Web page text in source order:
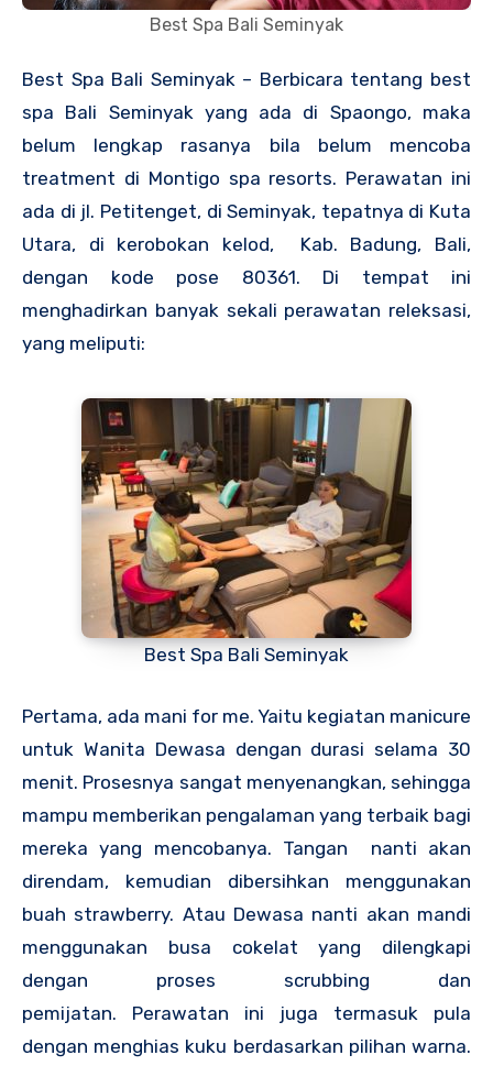
Best Spa Bali Seminyak
Best Spa Bali Seminyak – Berbicara tentang best
spa Bali Seminyakyang ada di Spaongo, maka
belum lengkap rasanya bila belum mencoba
treatment di Montigo spa resorts. Perawatan ini
ada di jl. Petitenget, di Seminyak, tepatnya di Kuta
Utara, di kerobokan kelod, Kab. Badung, Bali,
dengan kode pose 80361. Di tempat ini
menghadirkan banyak sekali perawatan releksasi,
yang meliputi:
Best Spa Bali Seminyak
Pertama, ada mani for me. Yaitu kegiatan manicure
untuk Wanita Dewasa dengan durasi selama 30
menit. Prosesnya sangat menyenangkan, sehingga
mampu memberikan pengalaman yang terbaik bagi
mereka yang mencobanya. Tangan nanti akan
direndam, kemudian dibersihkan menggunakan
buah strawberry. Atau Dewasa nanti akan mandi
menggunakan busa cokelat yang dilengkapi
dengan proses scrubbing dan
pemijatan. Perawatan ini juga termasuk pula
dengan menghias kuku berdasarkan pilihan warna.